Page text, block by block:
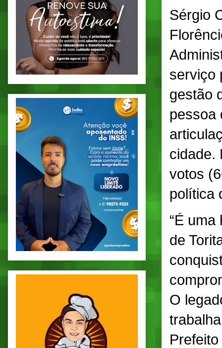
Sérgio
serviço
gestão
pessoa
cidade.
votos
política
“É
de
O